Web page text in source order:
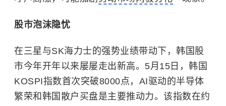
股市泡沫隐忧
在三星与SK海力士的强势业绩带动下，韩国股
市今年开年以来屡屡走出新高。5月15日，韩国
KOSPI指数首次突破8000点，AI驱动的半导体
繁荣和韩国散户买盘是主要推动力。该指数在约